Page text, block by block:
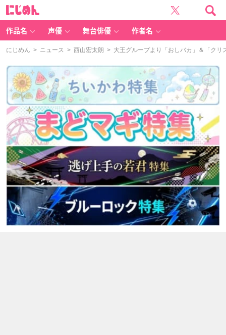
作品名 声優 舞台俳優 作者名
にじめん > ニュース > 西山宏太朗 > 大王グループより「おしバカ」＆「クリ